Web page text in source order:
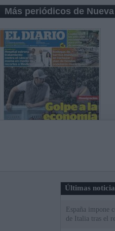
Más periódicos de
Últimas
España impone
de Italia tras el